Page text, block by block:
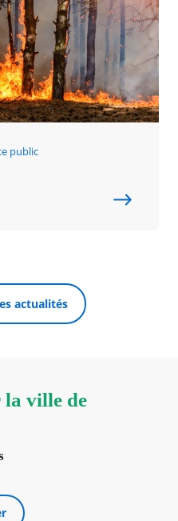
public
actualités
la ville de